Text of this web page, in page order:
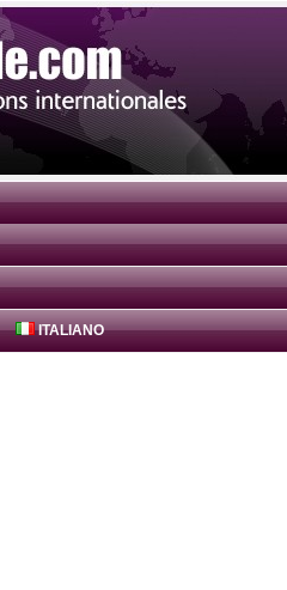
ITALIANO
Imperial Bank 0% (